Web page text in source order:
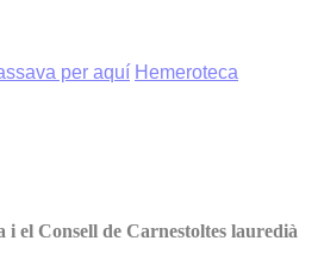
per aquí Hemeroteca
i el Consell de Carnestoltes lauredià